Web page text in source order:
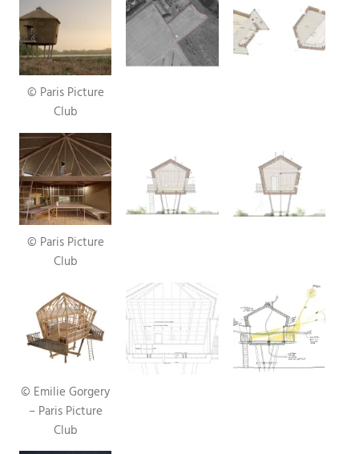
© Paris Picture
Club
© Paris Picture
Club
© Emilie Gorgery
– Paris Picture
Club